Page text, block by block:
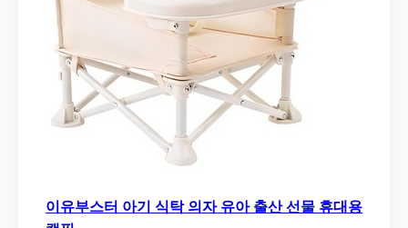
이유부스터 아기 식탁 의자 유아 출산 선물 휴대용